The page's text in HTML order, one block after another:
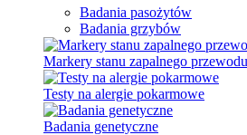
Badania pasożytów
Badania grzybów
Markery stanu zapalnego
Testy na alergie pokarmowe
Badania genetyczne